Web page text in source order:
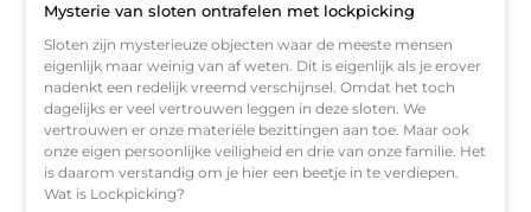
Mysterie van sloten ontrafelen met lockpicking
Sloten zijn mysterieuze objecten waar de meeste mensen
eigenlijk maar weinig van af weten. Dit is eigenlijk als je erover
nadenkt een redelijk vreemd verschijnsel. Omdat het toch
dagelijks er veel vertrouwen leggen in deze sloten. We
vertrouwen er onze materiële bezittingen aan toe. Maar ook
onze eigen persoonlijke veiligheid en drie van onze familie. Het
is daarom verstandig om je hier een beetje in te verdiepen.
Wat is Lockpicking?